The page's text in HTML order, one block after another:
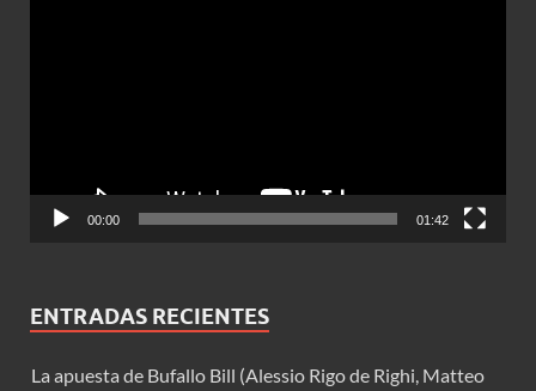
00:00 01:42
ENTRADAS RECIENTES
La apuesta de Bufallo Bill (Alessio Rigo de Righi, Matteo